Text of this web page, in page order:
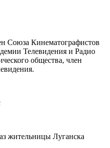
Союза Кинематографистов
Телевидения и Радио
общества, член
жительницы Луганска